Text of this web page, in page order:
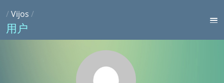
/Vijos /
用户